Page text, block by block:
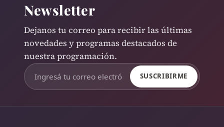
Newsletter
Dejanos tu correo para recibir las últimas
novedades y programas destacados de
nuestra programación.
SUSCRIBIRME